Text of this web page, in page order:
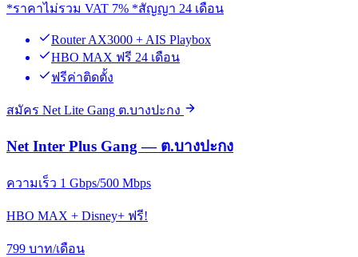
*ราคาไม่รวม VAT 7% *สัญญา 24 เดือน
Router AX3000 + AIS Playbox
HBO MAX ฟรี 24 เดือน
ฟรีค่าติดตั้ง
สมัคร Net Lite Gang ต.บางปะกง
Net Inter Plus Gang — ต.บางปะกง
ความเร็ว 1 Gbps/500 Mbps
HBO MAX + Disney+ ฟรี!
799 บาท/เดือน